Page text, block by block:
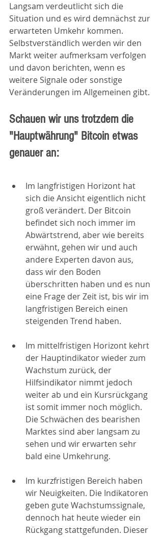
Langsam verdeutlicht sich die
Situation und es wird demnächst zur
erwarteten Umkehr kommen.
Selbstverständlich werden wir den
Markt weiter aufmerksam verfolgen
und davon berichten, wenn es
weitere Signale oder sonstige
Veränderungen im Allgemeinen gibt.
Schauen wir uns trotzdem die
"Hauptwährung" Bitcoin etwas
genauer an:
Im langfristigen Horizont hat
sich die Ansicht eigentlich nicht
groß verändert. Der Bitcoin
befindet sich noch immer im
Abwärtstrend, aber wie bereits
erwähnt, gehen wir und auch
andere Experten davon aus,
dass wir den Boden
überschritten haben und es nun
eine Frage der Zeit ist, bis wir im
langfristigen Bereich einen
steigenden Trend haben.
Im mittelfristigen Horizont kehrt
der Hauptindikator wieder zum
Wachstum zurück, der
Hilfsindikator nimmt jedoch
weiter ab und ein Kursrückgang
ist somit immer noch möglich.
Die Schwächen des bearishen
Marktes sind aber langsam zu
sehen und wir erwarten sehr
bald eine Umkehrung.
Im kurzfristigen Bereich haben
wir Neuigkeiten. Die Indikatoren
geben gute Wachstumssignale,
dennoch hat heute wieder ein
Rückgang stattgefunden. Dieser